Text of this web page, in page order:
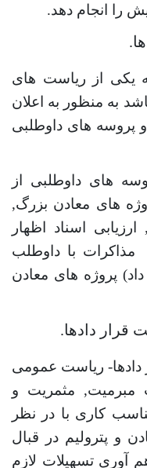
را انجام دهد.
یکی از ریاست های
به منظور به اعلان
پروسه های داوطلبی
های داوطلبی از
های معادن بزرگ,
, ارزیابی اسناد اظهار
مذاکرات با داوطلب
پروژه های معادن
قرار دادها.
دادها- ریاست عمومی
مبرمیت, مثمریت و
کاری با در نظر
و پترولیم در قبال
آوری تسهیلات لازم